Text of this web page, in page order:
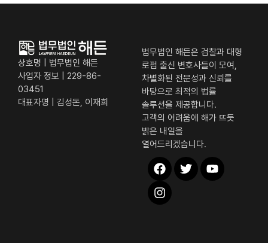
[부산형사전문변호사] 주차 시비 중 골프채 들고
위협한 특수협박 사건, 벌금형으로 마무리된